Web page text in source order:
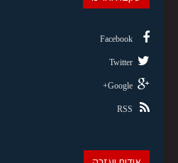
Facebook
Twitter
Google+
RSS